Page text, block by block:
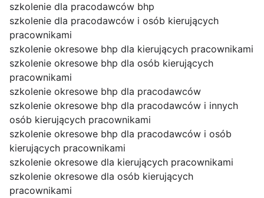
szkolenie dla pracodawców bhp
szkolenie dla pracodawców i osób kierujących
pracownikami
szkolenie okresowe bhp dla kierujących pracownikami
szkolenie okresowe bhp dla osób kierujących
pracownikami
szkolenie okresowe bhp dla pracodawców
szkolenie okresowe bhp dla pracodawców i innych
osób kierujących pracownikami
szkolenie okresowe bhp dla pracodawców i osób
kierujących pracownikami
szkolenie okresowe dla kierujących pracownikami
szkolenie okresowe dla osób kierujących
pracownikami